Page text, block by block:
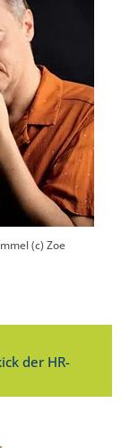
(c) Zoe
der HR-